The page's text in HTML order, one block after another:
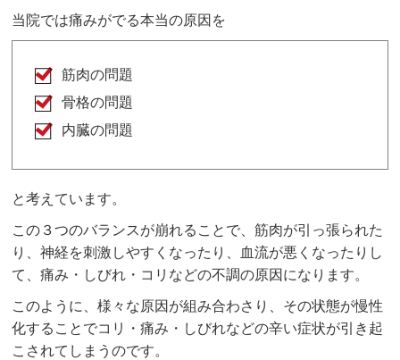
当院では痛みがでる本当の原因を
筋肉の問題
骨格の問題
内臓の問題
と考えています。
この３つのバランスが崩れることで、筋肉が引っ張られた
り、神経を刺激しやすくなったり、血流が悪くなったりし
て、痛み・しびれ・コリなどの不調の原因になります。
このように、様々な原因が組み合わさり、その状態が慢性
化することでコリ・痛み・しびれなどの辛い症状が引き起
こされてしまうのです。